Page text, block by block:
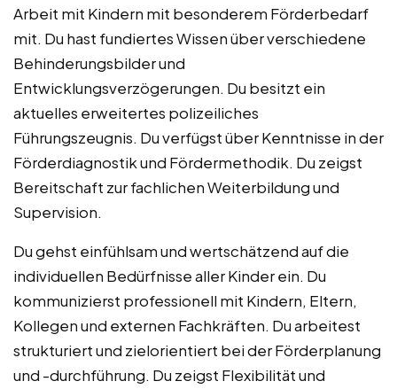
Arbeit mit Kindern mit besonderem Förderbedarf
mit. Du hast fundiertes Wissen über verschiedene
Behinderungsbilder und
Entwicklungsverzögerungen. Du besitzt ein
aktuelles erweitertes polizeiliches
Führungszeugnis. Du verfügst über Kenntnisse in der
Förderdiagnostik und Fördermethodik. Du zeigst
Bereitschaft zur fachlichen Weiterbildung und
Supervision.
Du gehst einfühlsam und wertschätzend auf die
individuellen Bedürfnisse aller Kinder ein. Du
kommunizierst professionell mit Kindern, Eltern,
Kollegen und externen Fachkräften. Du arbeitest
strukturiert und zielorientiert bei der Förderplanung
und -durchführung. Du zeigst Flexibilität und